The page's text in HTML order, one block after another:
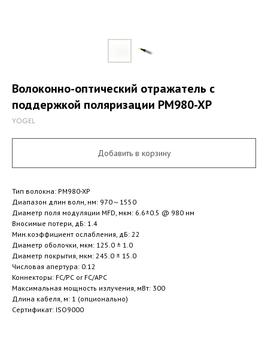
Волоконно-оптический отражатель с
поддержкой поляризации PM980-XP
YOGEL
Добавить в корзину
Тип волокна: PM980-XP
Диапазон длин волн, нм: 970～1550
Диаметр поля модуляции MFD, мкм: 6.6±0.5 @ 980 нм
Вносимые потери, дБ: 1.4
Мин.коэффициент ослабления, дБ: 22
Диаметр оболочки, мкм: 125.0 ± 1.0
Диаметр покрытия, мкм: 245.0 ± 15.0
Числовая апертура: 0.12
Коннекторы: FC/PC or FC/APC
Максимальная мощность излучения, мВт: 300
Длина кабеля, м: 1 (опционально)
Сертификат: ISO9000